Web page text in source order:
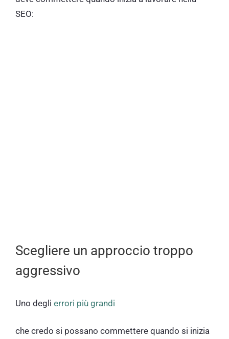
SEO:
Scegliere un approccio troppo
aggressivo
Uno degli errori più grandi
che credo si possano commettere quando si inizia